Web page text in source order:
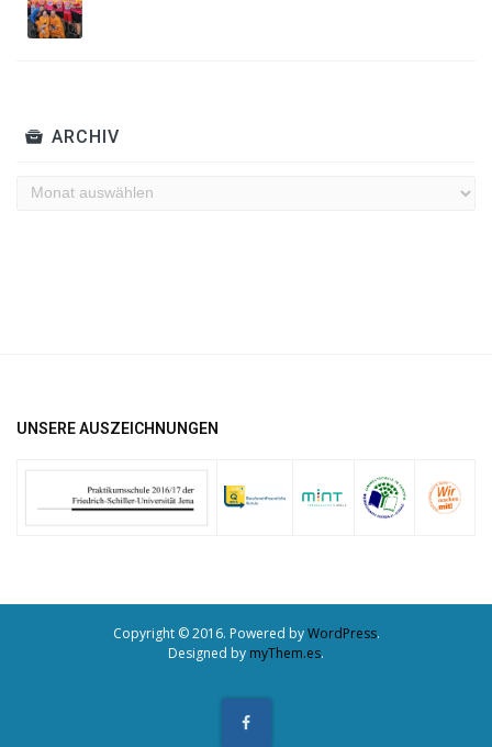
ARCHIV
Archiv
UNSERE AUSZEICHNUNGEN
Copyright © 2016. Powered byWordPress.
Designed by myThem.es.